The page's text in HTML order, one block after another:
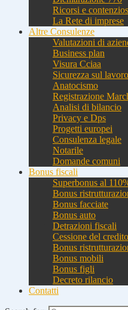
Ricorsi e
La Rete di imprese
Altre Consulenze
Valutazioni di
Business plan
Visura Cciaa
Sicurezza sul lavoro
Anatocismo
Registrazione
Analisi di bilancio
Privacy e Dps
Progetti europei
Consulenza legale
Notarile
Domande comuni
Bonus fiscali
Superbonus al
Bonus
Bonus facciate
Bonus auto
Detrazioni fiscali
Cessione del credito
Bonus
Bonus mobili
Bonus figli
Decreto rilancio
Contatti